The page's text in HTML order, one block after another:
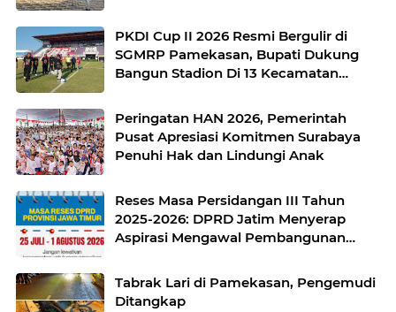
PKDI Cup II 2026 Resmi Bergulir di
SGMRP Pamekasan, Bupati Dukung
Bangun Stadion Di 13 Kecamatan
Peringatan HAN 2026, Pemerintah
Pusat Apresiasi Komitmen Surabaya
Penuhi Hak dan Lindungi Anak
Reses Masa Persidangan III Tahun
2025-2026: DPRD Jatim Menyerap
Aspirasi Mengawal Pembangunan
Tabrak Lari di Pamekasan, Pengemudi
Ditangkap